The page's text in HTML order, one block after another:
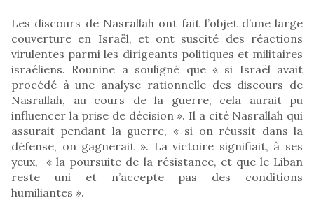
Les discours de Nasrallah ont fait l’objet d’une large
couverture en Israël, et ont suscité des réactions
virulentes parmi les dirigeants politiques et militaires
israéliens. Rounine a souligné que « si Israël avait
procédé à une analyse rationnelle des discours de
Nasrallah, au cours de la guerre, cela aurait pu
influencer la prise de décision ». Il a cité Nasrallah qui
assurait pendant la guerre, « si on réussit dans la
défense, on gagnerait ». La victoire signifiait, à ses
yeux, « la poursuite de la résistance, et que le Liban
reste uni et n’accepte pas des conditions
humiliantes ».